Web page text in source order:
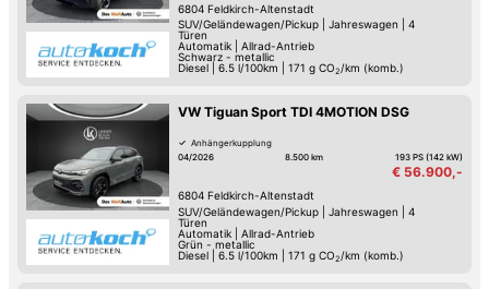
6804 Feldkirch-Altenstadt
SUV/Geländewagen/Pickup| Jahreswagen
4
Türen
Automatik| Allrad-Antrieb
Schwarz - metallic
Diesel
6.5 l/100km 171 g CO2 /km (komb.)
VW Tiguan Sport TDI 4MOTION DSG
Anhängerkupplung
04/2026
8.500 km 193 PS (142 kW)
€ 56.900,-
6804 Feldkirch-Altenstadt
SUV/Geländewagen/Pickup| Jahreswagen
4
Türen
Automatik| Allrad-Antrieb
Grün - metallic
Diesel
6.5 l/100km 171 g CO2 /km (komb.)